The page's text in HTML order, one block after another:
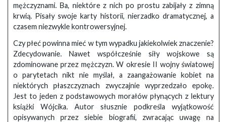
mężczyznami. Ba, niektóre z nich po prostu zabijały z zimną
krwią. Pisały swoje karty historii, nierzadko dramatycznej, a
czasem niezwykle kontrowersyjnej.
Czy płeć powinna mieć w tym wypadku jakiekolwiek znaczenie?
Zdecydowanie. Nawet współcześnie siły wojskowe są
zdominowane przez mężczyzn. W okresie II wojny światowej
o parytetach nikt nie myślał, a zaangażowanie kobiet na
niektórych płaszczyznach zwyczajnie wyprzedzało epokę.
Jest to jeden z podstawowych morałów płynących z lektury
książki Wójcika. Autor słusznie podkreśla wyjątkowość
opisywanych przez siebie biografii, zwracając uwagę na